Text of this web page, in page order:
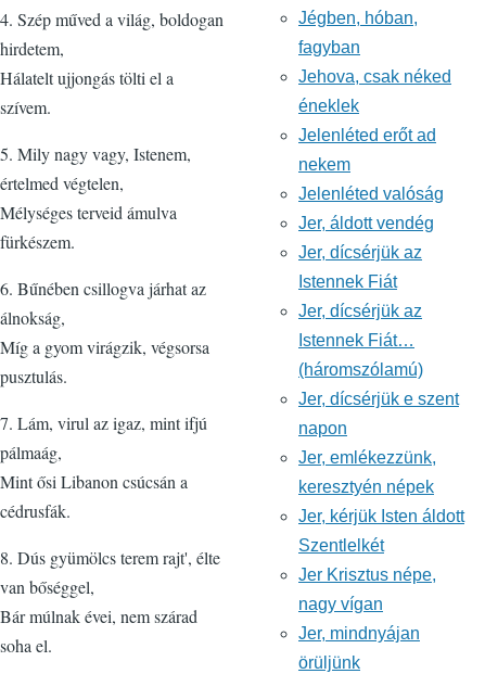
4. Szép műved a világ, boldogan
hirdetem,
Hálatelt ujjongás tölti el a
szívem.
5. Mily nagy vagy, Istenem,
értelmed végtelen,
Mélységes terveid ámulva
fürkészem.
6. Bűnében csillogva járhat az
álnokság,
Míg a gyom virágzik, végsorsa
pusztulás.
7. Lám, virul az igaz, mint ifjú
pálmaág,
Mint ősi Libanon csúcsán a
cédrusfák.
8. Dús gyümölcs terem rajt', élte
van bőséggel,
Bár múlnak évei, nem szárad
soha el.
Jégben, hóban,
fagyban
Jehova, csak néked
éneklek
Jelenléted erőt ad
nekem
Jelenléted valóság
Jer, áldott vendég
Jer, dícsérjük az
Istennek Fiát
Jer, dícsérjük az
Istennek Fiát…
(háromszólamú)
Jer, dícsérjük e szent
napon
Jer, emlékezzünk,
keresztyén népek
Jer, kérjük Isten áldott
Szentlelkét
Jer Krisztus népe,
nagy vígan
Jer, mindnyájan
örüljünk